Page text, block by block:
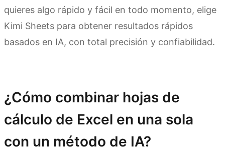
quieres algo rápido y fácil en todo momento, elige
Kimi Sheets para obtener resultados rápidos
basados en IA, con total precisión y confiabilidad.
¿Cómo combinar hojas de
cálculo de Excel en una sola
con un método de IA?